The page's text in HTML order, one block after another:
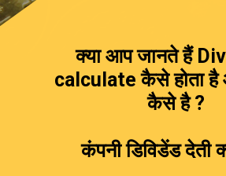
क्या आप जानते हैं
calculate कैसे होता है
कैसे है ?
कंपनी डिविडेंड देती